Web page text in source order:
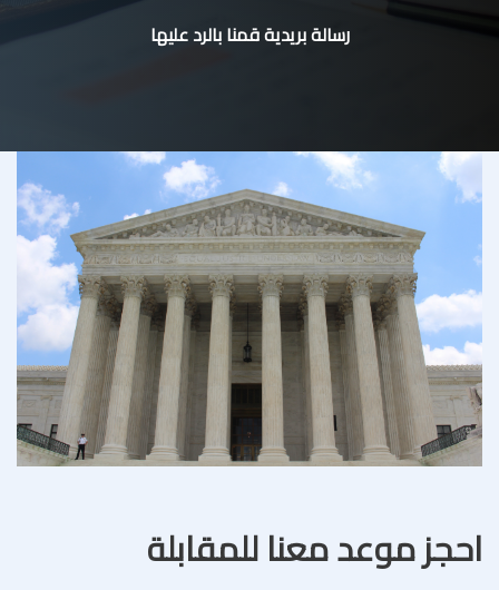
رسالة بريدية قمنا بالرد عليها
احجز موعد معنا للمقابلة